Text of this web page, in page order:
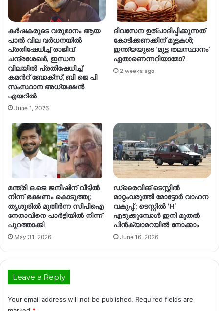
കർഷകരുടെ വരുമാനം ആയ
പാൽ വില വർധനയിൽ
പ്രതിഷേധിച്ച് രാജീവ്
ചന്ദ്രശേഖർ, ഇന്ധന
വിലയിൽ പ്രതിഷേധിച്ച്
കമന്‍റ് ബോക്സ്, ബി ജെ പി
സംസ്ഥാന അധ്യക്ഷൻ
എയറിൽ
June 1, 2026
ദിവസേന ഉത്പാദിപ്പിക്കുന്നത്
കോടിക്കണക്കിന് മുട്ടകൾ;
ഇന്ത്യയുടെ ‘മുട്ട തലസ്ഥാനം’
ഏതാണെന്നറിയാമോ?
2 weeks ago
മന്ത്രി ഒ.ജെ ജനീഷിന് വീട്ടില്‍
നിന്ന് ഭക്ഷണം കൊടുത്തു;
തൃശൂരിൽ മുതിർന്ന സിപിഐ
നേതാവിനെ പാർട്ടിയിൽ നിന്ന്
പുറത്താക്കി
May 31, 2026
ഡ്രൈവിങ് ടെസ്റ്റിൽ
മാറ്റംവരുത്തി മോട്ടോർ വാഹന
വകുപ്പ്.; ടെസ്റ്റിൽ ‘H’
എടുക്കുമ്പോൾ ഇനി മുതൽ
പിൻക്യാമറയിൽ നോക്കാം
June 16, 2026
Leave a Reply
Your email address will not be published. Required fields are